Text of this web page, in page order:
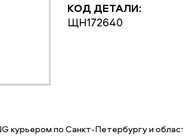
КОД ДЕТАЛИ:
ЩН172640
курьером по Санкт-Петербургу и